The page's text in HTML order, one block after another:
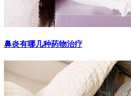
鼻炎有哪几种药物治疗